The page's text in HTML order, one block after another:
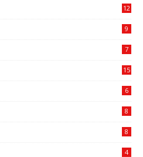
12
9
7
15
6
8
8
4